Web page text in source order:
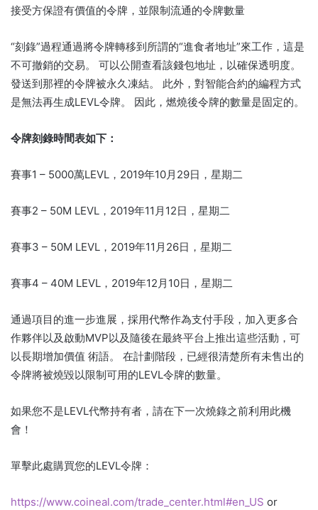
接受方保證有價值的令牌，並限制流通的令牌數量
“刻錄”過程通過將令牌轉移到所謂的“進食者地址”來工作，這是
不可撤銷的交易。 可以公開查看該錢包地址，以確保透明度。
發送到那裡的令牌被永久凍結。 此外，對智能合約的編程方式
是無法再生成LEVL令牌。 因此，燃燒後令牌的數量是固定的。
令牌刻錄時間表如下：
賽事1 – 5000萬LEVL，2019年10月29日，星期二
賽事2 – 50M LEVL，2019年11月12日，星期二
賽事3 – 50M LEVL，2019年11月26日，星期二
賽事4 – 40M LEVL，2019年12月10日，星期二
通過項目的進一步進展，採用代幣作為支付手段，加入更多合
作夥伴以及啟動MVP以及隨後在最終平台上推出這些活動，可
以長期增加價值 術語。 在計劃階段，已經很清楚所有未售出的
令牌將被燒毀以限制可用的LEVL令牌的數量。
如果您不是LEVL代幣持有者，請在下一次燒錄之前利用此機
會！
單擊此處購買您的LEVL令牌：
https://www.coineal.com/trade_center.html#en_US or